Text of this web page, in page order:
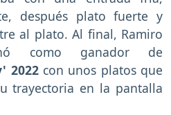
después plato fuerte y
al plato. Al final, Ramiro
como ganador de
2022con unos platos que
trayectoria en la pantalla